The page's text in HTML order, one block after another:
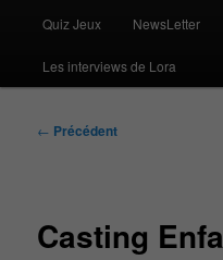
Quiz Jeux NewsLetter
Les interviews de Lora
Navigation
← Précédent
Casting